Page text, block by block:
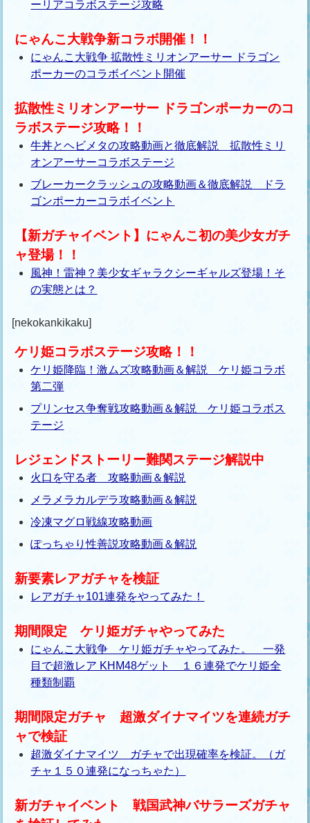
ーリアコラボステージ攻略
にゃんこ大戦争新コラボ開催！！
にゃんこ大戦争 拡散性ミリオンアーサー ドラゴン
ポーカーのコラボイベント開催
拡散性ミリオンアーサー ドラゴンポーカーのコ
ラボステージ攻略！！
牛丼とヘビメタの攻略動画と徹底解説 拡散性ミリ
オンアーサーコラボステージ
ブレーカークラッシュの攻略動画＆徹底解説 ドラ
ゴンポーカーコラボイベント
【新ガチャイベント】にゃんこ初の美少女ガチ
ャ登場！！
風神！雷神？美少女ギャラクシーギャルズ登場！そ
の実態とは？
[nekokankikaku]
ケリ姫コラボステージ攻略！！
ケリ姫降臨！激ムズ攻略動画＆解説 ケリ姫コラボ
第二弾
プリンセス争奪戦攻略動画＆解説 ケリ姫コラボス
テージ
レジェンドストーリー難関ステージ解説中
火口を守る者 攻略動画＆解説
メラメラカルデラ攻略動画＆解説
冷凍マグロ戦線攻略動画
ぽっちゃり性善説攻略動画＆解説
新要素レアガチャを検証
レアガチャ101連発をやってみた！
期間限定 ケリ姫ガチャやってみた
にゃんこ大戦争 ケリ姫ガチャやってみた。 一発
目で超激レア KHM48ゲット １６連発でケリ姫全
種類制覇
期間限定ガチャ 超激ダイナマイツを連続ガチ
ャで検証
超激ダイナマイツ ガチャで出現確率を検証。（ガ
チャ１５０連発になっちゃた）
新ガチャイベント 戦国武神バサラーズガチャ